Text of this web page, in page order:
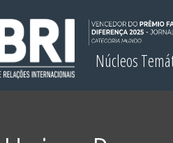
Núcleos